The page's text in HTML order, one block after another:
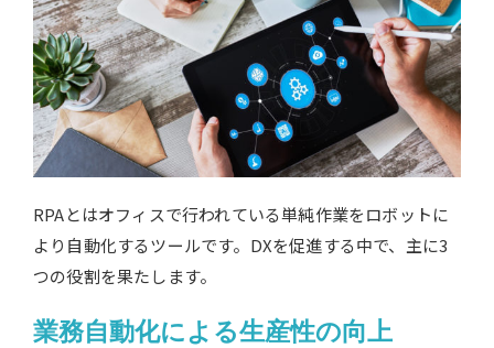
RPAとはオフィスで行われている単純作業をロボットに
より自動化するツールです。DXを促進する中で、主に3
つの役割を果たします。
業務自動化による生産性の向上